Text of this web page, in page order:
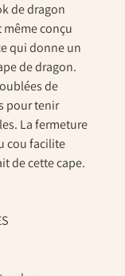
de dragon
même conçu
qui donne un
de dragon.
de
pour tenir
La fermeture
cou facilite
de cette cape.